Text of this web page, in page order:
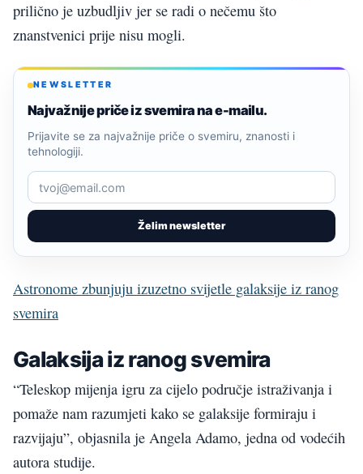
prilično je uzbudljiv jer se radi o nečemu što
znanstvenici prije nisu mogli.
NEWSLETTER
Najvažnije priče iz svemira na e-mailu.
Želim newsletter
Prijavite se za najvažnije priče o svemiru, znanosti i
tehnologiji.
Astronome zbunjuju izuzetno svijetle galaksije iz ranog
svemira
Galaksija iz ranog svemira
“Teleskop mijenja igru za cijelo područje istraživanja i
pomaže nam razumjeti kako se galaksije formiraju i
razvijaju”, objasnila je Angela Adamo, jedna od vodećih
autora studije.